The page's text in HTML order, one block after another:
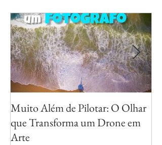
Muito Além de Pilotar: O Olhar
que Transforma um Drone em
Arte